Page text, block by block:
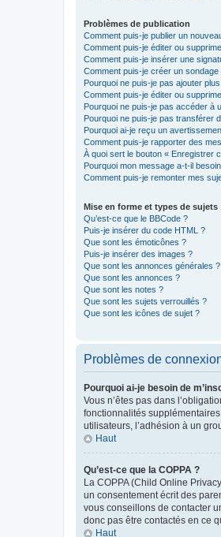
Problèmes de publication
Comment puis-je publier un
Comment puis-je éditer ou
Comment puis-je insérer une
Comment puis-je créer un sondage
Pourquoi ne puis-je pas ajouter
Comment puis-je éditer ou
Pourquoi ne puis-je pas accéder à
Pourquoi ne puis-je pas transférer
Pourquoi ai-je reçu un
Comment puis-je rapporter des
À quoi sert le bouton « Enregistrer
Pourquoi mon message a-t-il
Comment puis-je remonter mes
Mise en forme et types de sujets
Qu’est-ce que le BBCode ?
Puis-je insérer du code HTML ?
Que sont les émoticônes ?
Puis-je insérer des images ?
Que sont les annonces générales ?
Que sont les annonces ?
Que sont les notes ?
Que sont les sujets verrouillés ?
Que sont les icônes de sujet ?
Problèmes de
Pourquoi ai-je besoin de
Vous n’êtes pas dans
fonctionnalités
utilisateurs, l’adhésion à un
Haut
Qu’est-ce que la COPPA ?
La COPPA (Child Online
un consentement écrit des
vous conseillons de contacter
donc pas être contactés en ce
Haut